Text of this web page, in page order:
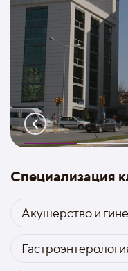
Специализация
Акушерство и